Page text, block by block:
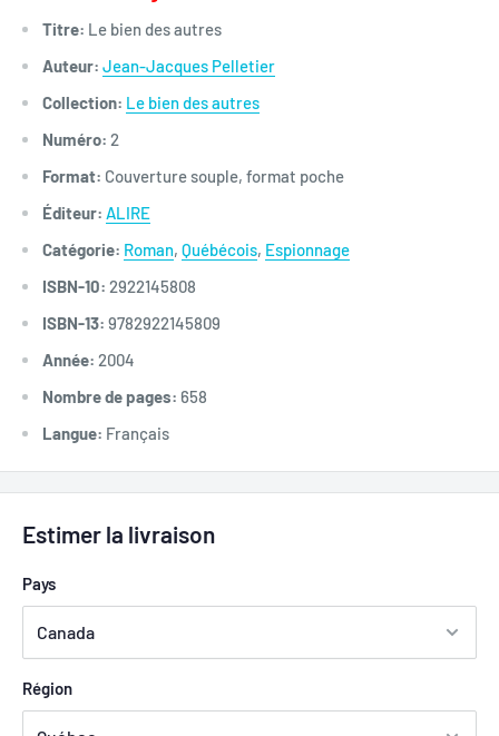
Titre: Le bien des autres
Auteur: Jean-Jacques Pelletier
Collection: Le bien des autres
Numéro: 2
Format: Couverture souple, format poche
Éditeur: ALIRE
Catégorie: Roman, Québécois, Espionnage
ISBN-10: 2922145808
ISBN-13: 9782922145809
Année: 2004
Nombre de pages: 658
Langue: Français
Estimer la livraison
Pays
Région